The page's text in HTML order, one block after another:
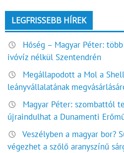
LEGFRISSEBB HÍREK
Hőség – Magyar Péter:
ivóvíz nélkül Szentendrén
Megállapodott a Mol a
leányvállalatának
Magyar Péter: szombattól
újraindulhat a Dunamenti
Veszélyben a magyar bor?
végezhet a szőlő aranyszínű